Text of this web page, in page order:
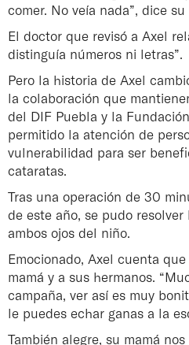
comer. No veía nada”, dice su
El doctor que revisó a Axel
distinguía números ni letras”.
Pero la historia de Axel
la colaboración que
del DIF Puebla y la
permitido la atención de
vulnerabilidad para ser
cataratas.
Tras una operación de 30
de este año, se pudo
ambos ojos del niño.
Emocionado, Axel cuenta
mamá y a sus hermanos.
campaña, ver así es muy
le puedes echar ganas a la
También alegre, su mamá